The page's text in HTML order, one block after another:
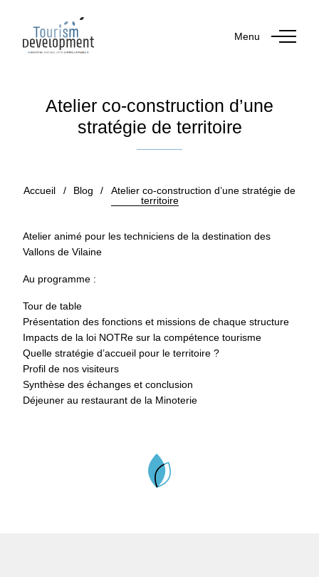
Menu
Atelier co-construction d’une
stratégie de territoire
Accueil / Blog /
Atelier co-construction d’une stratégie de
territoire
Atelier animé pour les techniciens de la destination des
Vallons de Vilaine
Au programme :
Tour de table
Présentation des fonctions et missions de chaque structure
Impacts de la loi NOTRe sur la compétence tourisme
Quelle stratégie d’accueil pour le territoire ?
Profil de nos visiteurs
Synthèse des échanges et conclusion
Déjeuner au restaurant de la Minoterie